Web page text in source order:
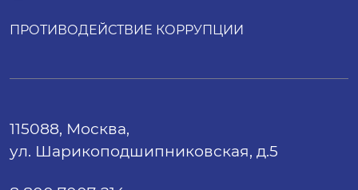
ПРОТИВОДЕЙСТВИЕ КОРРУПЦИИ
115088, Москва,
ул. Шарикоподшипниковская, д.5